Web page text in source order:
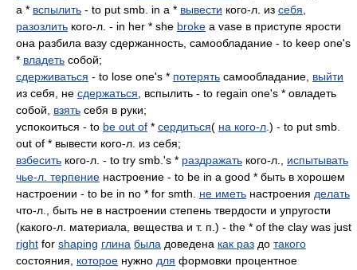
a * вспылить - to put smb. in a * вывести кого-л. из себя
разозлить кого-л. - in her * she broke a vase в приступе ярости
она разбила вазу сдержанность, самообладание - to keep one's
* владеть собой;
сдерживаться - to lose one's * потерять самообладание, выйти
из себя, не сдержаться , вспылить - to regain one's * овладеть
собой, взять себя в руки;
успокоиться - to be out of * сердиться( на кого-л .) - to put smb.
out of * вывести кого-л. из себя;
взбесить кого-л. - to try smb.'s * раздражать кого-л., испытывать
чье-л. терпение настроение - to be in a good * быть в хорошем
настроении - to be in no * for smth. не иметь настроения делать
что-л., быть не в настроении степень твердости и упругости
(какого-л. материала, вещества и т. п.) - the * of the clay was just
right for shaping глина была доведена как раз до такого
состояния, которое нужно для формовки процентное